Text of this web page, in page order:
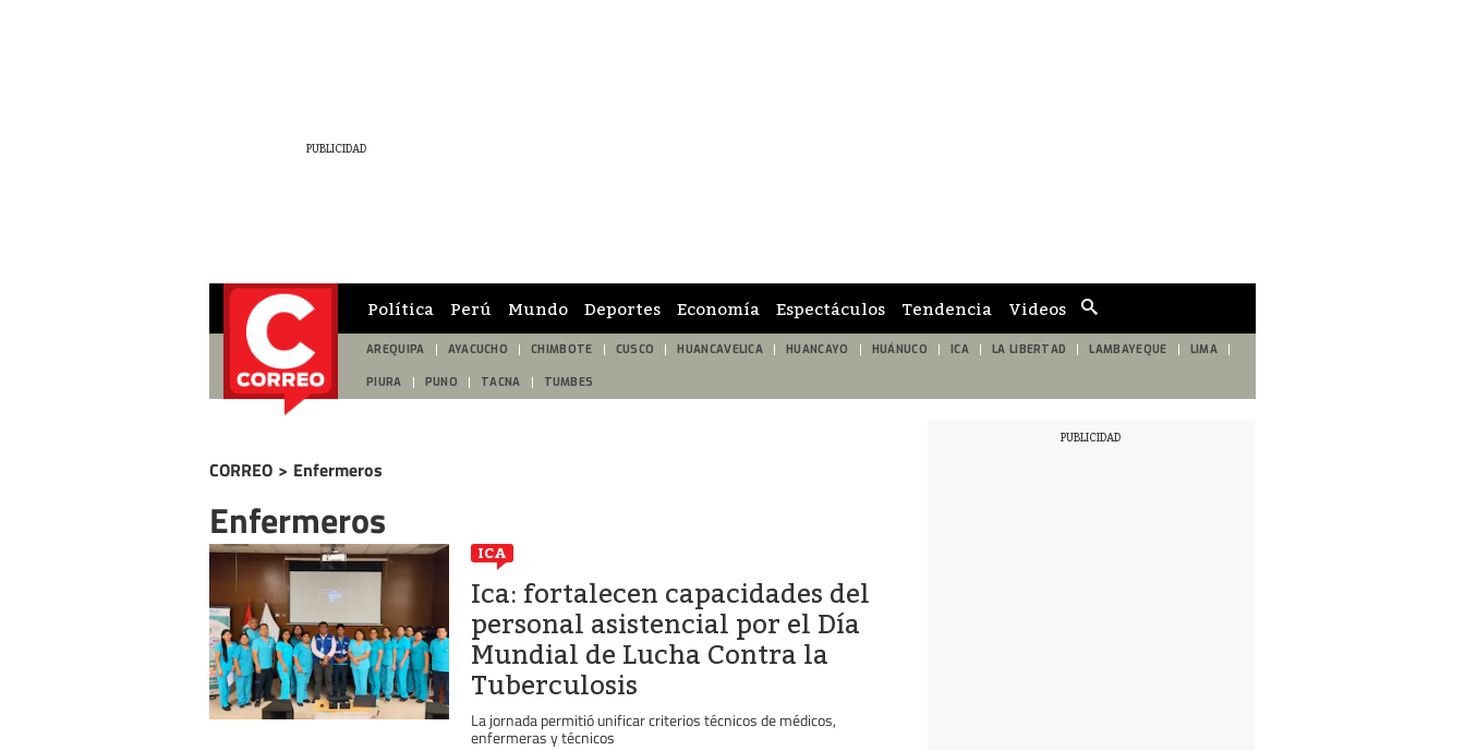
de
búsqueda
Política Perú Mundo Deportes Economía Espectáculos Tendencia Videos
AREQUIPA AYACUCHO CHIMBOTE CUSCO HUANCAVELICA HUANCAYO HUÁNUCO ICA LA LIBERTAD LAMBAYEQUE LIMA
PIURA PUNO TACNA TUMBES
CORREO > Enfermeros
Enfermeros
ICA
Ica: fortalecen capacidades del
personal asistencial por el Día
Mundial de Lucha Contra la
Tuberculosis
La jornada permitió unificar criterios técnicos de médicos,
enfermeras y técnicos